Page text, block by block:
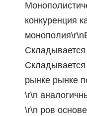
конкуренция
Складывается
рынке рынке
\r\n
\r\n ров